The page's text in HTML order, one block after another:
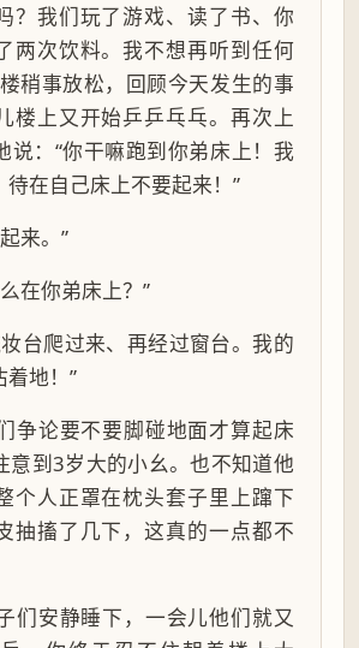
？我们玩了游戏、读了书、你
两次饮料。我不想再听到任何
稍事放松，回顾今天发生的事
楼上又开始乒乒乓乓。再次上
说：“你干嘛跑到你弟床上！我
在自己床上不要起来！”
来。”
在你弟床上？”
台爬过来、再经过窗台。我的
着地！”
争论要不要脚碰地面才算起床
意到3岁大的小幺。也不知道他
个人正罩在枕头套子里上蹿下
抽搐了几下，这真的一点都不
们安静睡下，一会儿他们就又